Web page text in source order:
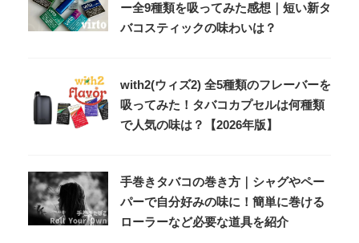
ー全9種類を吸ってみた感想｜短い新タ
バコスティックの味わいは？
with2(ウィズ2) 全5種類のフレーバーを
吸ってみた！タバコカプセルは何種類
で人気の味は？【2026年版】
手巻きタバコの巻き方｜シャグやペー
パーで自分好みの味に！簡単に巻ける
ローラーなど必要な道具を紹介